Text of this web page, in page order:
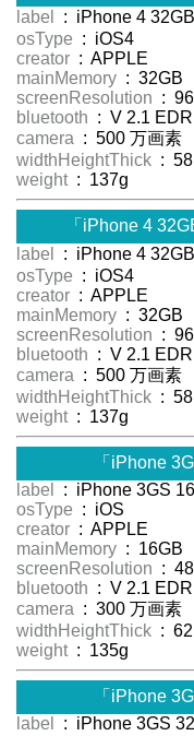
label
: iPhone 4
osType : iOS4
creator : APPLE
mainMemory : 32GB
screenResolution :
bluetooth : V 2.1 EDR
camera : 500 万画素
widthHeightThick :
weight : 137g
「iPhone 4
label
: iPhone 4
osType : iOS4
creator : APPLE
mainMemory : 32GB
screenResolution :
bluetooth : V 2.1 EDR
camera : 500 万画素
widthHeightThick :
weight : 137g
「iPhone
label
: iPhone 3GS
osType : iOS
creator : APPLE
mainMemory : 16GB
screenResolution :
bluetooth : V 2.1 EDR
camera : 300 万画素
widthHeightThick :
weight : 135g
「iPhone
label
: iPhone 3GS